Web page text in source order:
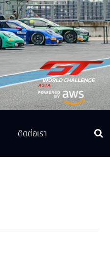
ติดต่อเรา